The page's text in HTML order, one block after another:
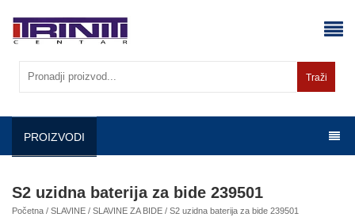
content
Traži
PROIZVODI
S2 uzidna baterija za bide 239501
Početna / SLAVINE / SLAVINE ZA BIDE / S2 uzidna baterija za bide 239501